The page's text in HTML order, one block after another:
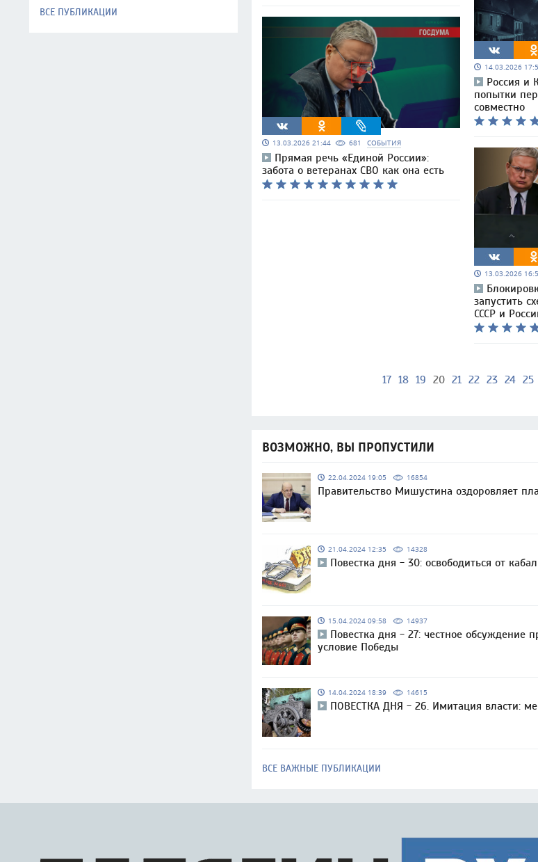
ВСЕ ПУБЛИКАЦИИ
13.03.2026 21:44 681 СОБЫТИЯ
Прямая речь «Единой России»:
забота о ветеранах СВО как она есть
14.03.2026
Россия и
попытки
совместно
13.03.2026
запустить
СССР и
17 18 19 20 21 22 23 24 25
ВОЗМОЖНО, ВЫ ПРОПУСТИЛИ
22.04.2024 19:05 16854
Правительство Мишустина оздоровляет
21.04.2024 12:35 14328
Повестка дня - 30: освободиться от
15.04.2024 09:58 14937
Повестка дня - 27: честное обсуждение
условие Победы
14.04.2024 18:39 14615
ПОВЕСТКА ДНЯ - 26. Имитация власти:
ВСЕ ВАЖНЫЕ ПУБЛИКАЦИИ